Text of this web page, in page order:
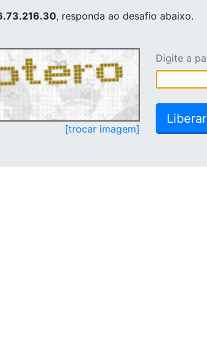
, responda ao desafio abaixo.
[trocar imagem]
Digite a